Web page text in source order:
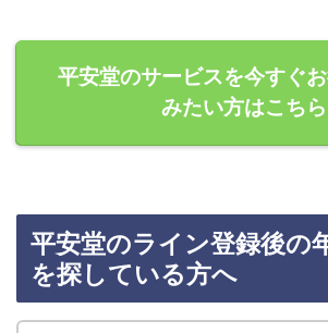
平安堂のサービスを今すぐ
みたい方はこちら
平安堂のライン登録後の
を探している方へ